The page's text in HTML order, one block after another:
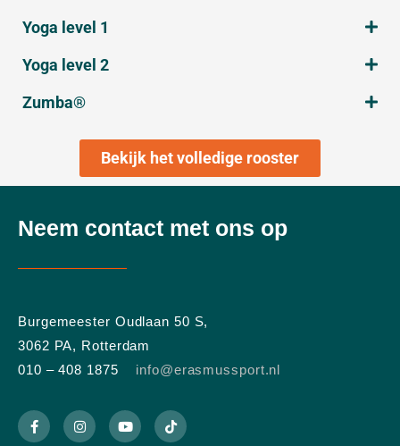
Yoga level 1
Yoga level 2
Zumba®
Bekijk het volledige rooster
Neem contact met ons op
Burgemeester Oudlaan 50 S,
3062 PA, Rotterdam
010 – 408 1875 info@erasmussport.nl